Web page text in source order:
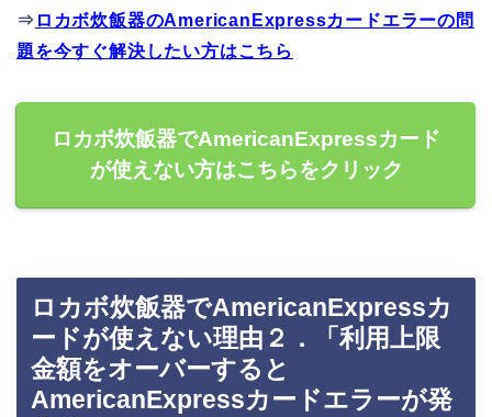
⇒ ロカボ炊飯器のAmericanExpressカードエラーの問
題を今すぐ解決したい方はこちら
ロカボ炊飯器でAmericanExpressカード
が使えない方はこちらをクリック
ロカボ炊飯器でAmericanExpressカ
ードが使えない理由２．「利用上限
金額をオーバーすると
AmericanExpressカードエラーが発